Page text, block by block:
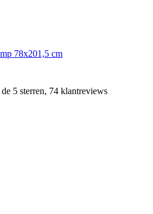
78x201,5 cm
5 sterren, 74 klantreviews